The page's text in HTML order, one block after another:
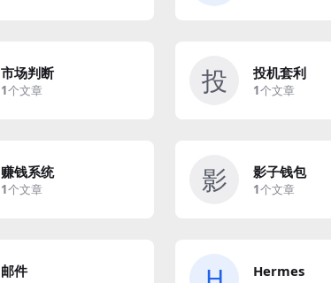
市场判断
1个文章 投 投机套利
1个文章
赚钱系统
1个文章 影 影子钱包
1个文章
邮件 Hermes